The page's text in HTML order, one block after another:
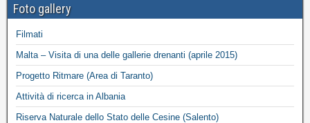
Foto gallery
Filmati
Malta – Visita di una delle gallerie drenanti (aprile 2015)
Progetto Ritmare (Area di Taranto)
Attività di ricerca in Albania
Riserva Naturale dello Stato delle Cesine (Salento)